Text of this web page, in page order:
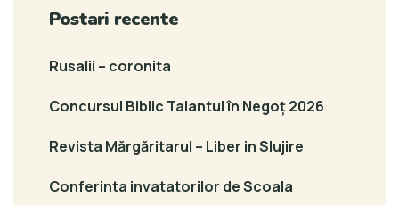
Postari recente
Rusalii – coronita
Concursul Biblic Talantul în Negoț 2026
Revista Mărgăritarul – Liber in Slujire
Conferinta invatatorilor de Scoala